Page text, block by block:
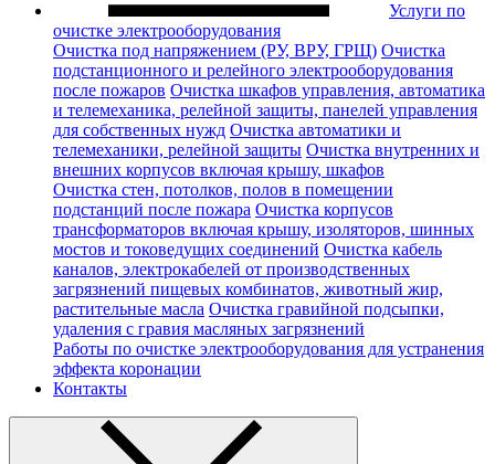
Услуги по
очистке электрооборудования
Очистка под напряжением (РУ, ВРУ, ГРЩ) Очистка
подстанционного и релейного электрооборудования
после пожаров Очистка шкафов управления, автоматика
и телемеханика, релейной защиты, панелей управления
для собственных нужд Очистка автоматики и
телемеханики, релейной защиты Очистка внутренних и
внешних корпусов включая крышу, шкафов
Очистка стен, потолков, полов в помещении
подстанций после пожара Очистка корпусов
трансформаторов включая крышу, изоляторов, шинных
мостов и токоведущих соединений Очистка кабель
каналов, электрокабелей от производственных
загрязнений пищевых комбинатов, животный жир,
растительные масла Очистка гравийной подсыпки,
удаления с гравия масляных загрязнений
Работы по очистке электрооборудования для устранения
эффекта коронации
Контакты